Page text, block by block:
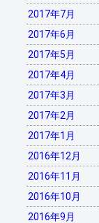
2017年7月
2017年6月
2017年5月
2017年4月
2017年3月
2017年2月
2017年1月
2016年12月
2016年11月
2016年10月
2016年9月